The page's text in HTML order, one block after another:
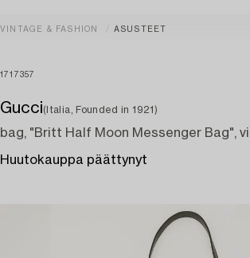
VINTAGE & FASHION ASUSTEET
1717357
Gucci(Italia, Founded in 1921)
bag, "Britt Half Moon Messenger Bag",
Huutokauppa päättynyt